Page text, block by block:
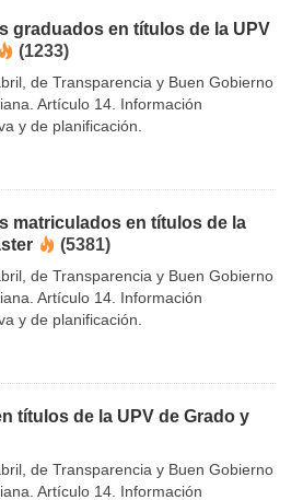
graduados en títulos de la UPV
(1233)
de Transparencia y Buen Gobierno
Artículo 14. Información
y de planificación.
matriculados en títulos de la
(5381)
de Transparencia y Buen Gobierno
Artículo 14. Información
y de planificación.
títulos de la UPV de Grado y
de Transparencia y Buen Gobierno
Artículo 14. Información